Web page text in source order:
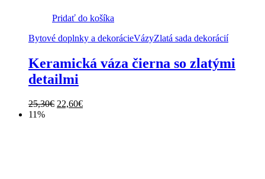
Pridať do košíka
Bytové doplnky a dekorácieVázyZlatá sada dekorácií
Keramická váza čierna so zlatými
detailmi
25,30€ Pôvodná
22,60€Aktuálna
11%